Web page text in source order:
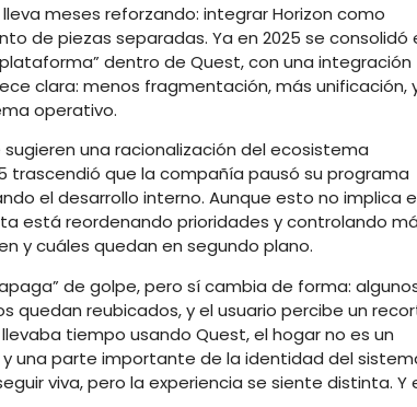
meses reforzando: integrar Horizon como
de piezas separadas. Ya en 2025 se consolidó
dentro de Quest, con una integración
clara: menos fragmentación, más unificación,
operativo.
una racionalización del ecosistema
trascendió que la compañía pausó su programa
el desarrollo interno. Aunque esto no implica
está reordenando prioridades y controlando
y cuáles quedan en segundo plano.
de golpe, pero sí cambia de forma:
quedan reubicados, y el usuario percibe un
tiempo usando Quest, el hogar no es un
una parte importante de la identidad del
viva, pero la experiencia se siente distinta. Y